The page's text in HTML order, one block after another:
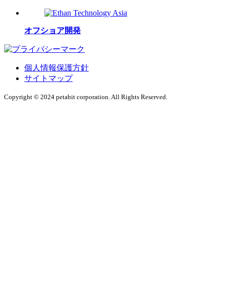
オフショア開発
個人情報保護方針
サイトマップ
Copyright © 2024 petabit corporation. All Rights Reserved.